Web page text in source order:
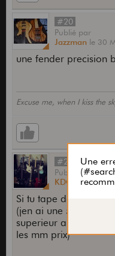
#20
Publié par
Jazzman le 30
une fender precision
Excuse me, when I kiss the
#21
Publié
par
KDCobainSon
Si tu tape dans les
(jen ai une 5cordes
superieur aux Squaï
les mm prix)